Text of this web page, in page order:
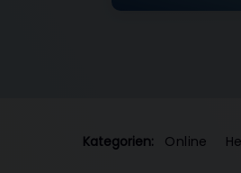
Kategorien: Online